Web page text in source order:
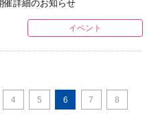
催詳細のお知らせ
イベント
4 5 6 7 8